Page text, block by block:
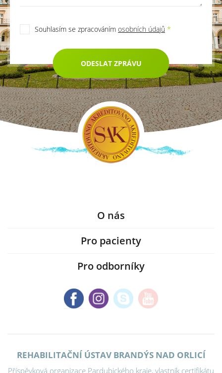
Souhlasím se zpracováním osobních údajů *
ODESLAT ZPRÁVU
O nás
Pro pacienty
Pro odborníky
REHABILITAČNÍ ÚSTAV BRANDÝS NAD ORLICÍ
Příspěvková organizace Pardubického kraje, vlastník certifikátu